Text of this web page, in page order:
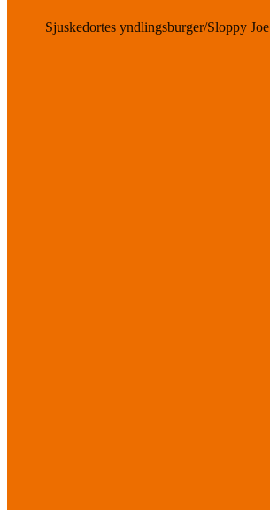
Sjuskedortes yndlingsburger/Sloppy Joe